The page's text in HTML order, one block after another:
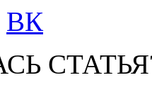
ВК